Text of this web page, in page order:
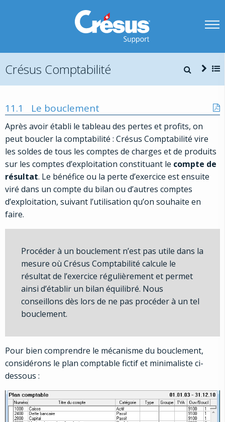
Crésus Comptabilité
11.1 Le bouclement
Après avoir établi le tableau des pertes et profits, on
peut boucler la comptabilité : Crésus Comptabilité vire
les soldes de tous les comptes de charges et de produits
sur les comptes d’exploitation constituant le compte de
résultat. Le bénéfice ou la perte d’exercice est ensuite
viré dans un compte du bilan ou d’autres comptes
d’exploitation, suivant l’utilisation qu’on souhaite en
faire.
Procéder à un bouclement n’est pas utile dans la
mesure où Crésus Comptabilité calcule le
résultat de l’exercice régulièrement et permet
ainsi d’établir un bilan équilibré. Nous
conseillons dès lors de ne pas procéder à un tel
bouclement.
Pour bien comprendre le mécanisme du bouclement,
considérons le plan comptable fictif et minimaliste ci-
dessous :